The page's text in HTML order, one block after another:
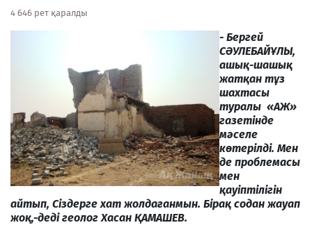
4 646 рет қаралды
- Бергей
СӘУЛЕБАЙҰЛЫ,
ашық-шашық
жатқан тұз
шахтасы
туралы «АЖ»
газетінде
мәселе
көтерілді. Мен
де проблемасы
мен
қауіптілігін
айтып, Сіздерге хат жолдағанмын. Бірақ содан жауап
жоқ,-деді геолог Хасан ҚАМАШЕВ.